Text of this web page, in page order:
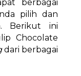
berbagai
pilih dan
Berikut ini
Chocolate
dari berbagai